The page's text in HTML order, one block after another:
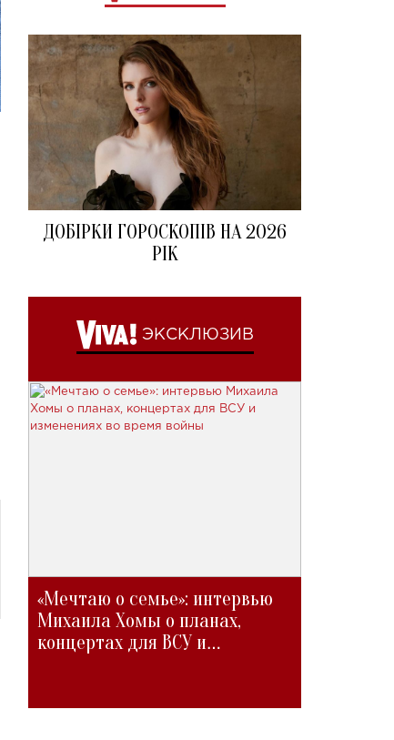
ДОБІРКИ ГОРОСКОПІВ НА 2026
РІК
ЭКСКЛЮЗИВ
«Мечтаю о семье»: интервью
Михаила Хомы о планах,
концертах для ВСУ и